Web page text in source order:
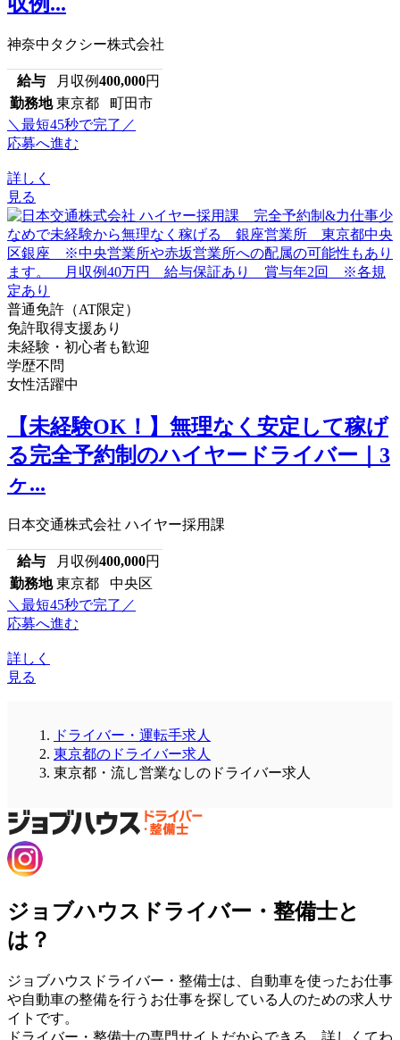
神奈中タクシー株式会社
給与 月収例400,000円
勤務地 東京都 町田市
＼最短45秒で完了／
応募へ進む
詳しく
見る
普通免許（AT限定）
免許取得支援あり
未経験・初心者も歓迎
学歴不問
女性活躍中
【未経験OK！】無理なく安定して稼げ
る完全予約制のハイヤードライバー｜3
ヶ...
日本交通株式会社 ハイヤー採用課
給与 月収例400,000円
勤務地 東京都 中央区
＼最短45秒で完了／
応募へ進む
詳しく
見る
ドライバー・運転手求人
東京都のドライバー求人
東京都・流し営業なしのドライバー求人
ジョブハウスドライバー・整備士と
は？
ジョブハウスドライバー・整備士は、自動車を使ったお仕事
や自動車の整備を行うお仕事を探している人のための求人サ
イトです。